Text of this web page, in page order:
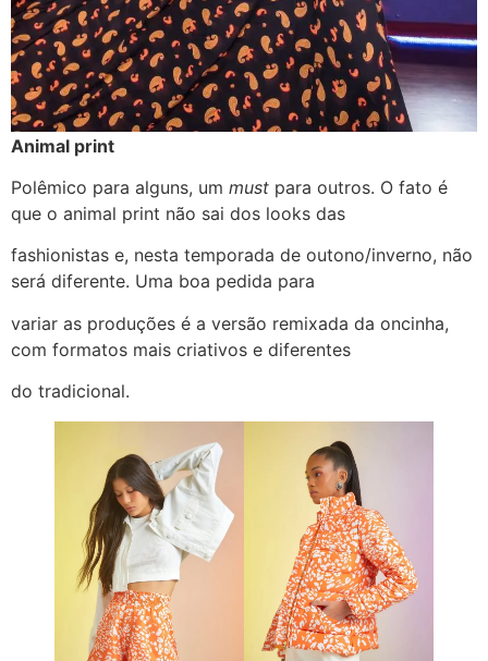
Animal print
Polêmico para alguns, um must para outros. O fato é
que o animal print não sai dos looks das
fashionistas e, nesta temporada de outono/inverno, não
será diferente. Uma boa pedida para
variar as produções é a versão remixada da oncinha,
com formatos mais criativos e diferentes
do tradicional.